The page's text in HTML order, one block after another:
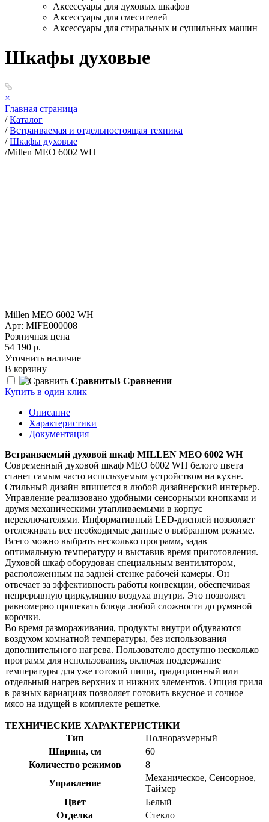
Аксессуары для духовых шкафов
Аксессуары для смесителей
Аксессуары для стиральных и сушильных машин
Шкафы духовые
×
Главная страница
/ Каталог
/ Встраиваемая и отдельностоящая техника
/ Шкафы духовые
/Millen MEO 6002 WH
Millen MEO 6002 WH
Арт: MIFE000008
Розничная цена
54 190 р.
Уточнить наличие
В корзину
СравнитьВ Сравнении
Купить в один клик
Описание
Характеристики
Документация
Встраиваемый духовой шкаф MILLEN MEO 6002 WH
Современный духовой шкаф MEO 6002 WH белого цвета
станет самым часто используемым устройством на кухне.
Стильный дизайн впишется в любой дизайнерский интерьер.
Управление реализовано удобными сенсорными кнопками и
двумя механическими утапливаемыми в корпус
переключателями. Информативный LED-дисплей позволяет
отслеживать все необходимые данные о выбранном режиме.
Всего можно выбрать несколько программ, задав
оптимальную температуру и выставив время приготовления.
Духовой шкаф оборудован специальным вентилятором,
расположенным на задней стенке рабочей камеры. Он
отвечает за эффективность работы конвекции, обеспечивая
непрерывную циркуляцию воздуха внутри. Это позволяет
равномерно пропекать блюда любой сложности до румяной
корочки.
Во время размораживания, продукты внутри обдуваются
воздухом комнатной температуры, без использования
дополнительного нагрева. Пользователю доступно несколько
программ для использования, включая поддержание
температуры для уже готовой пищи, традиционный или
отдельный нагрев верхних и нижних элементов. Опция гриля
в разных вариациях позволяет готовить вкусное и сочное
мясо на идущей в комплекте решетке.
ТЕХНИЧЕСКИЕ ХАРАКТЕРИСТИКИ
Тип
Полноразмерный
Ширина, см
60
Количество режимов
8
Управление
Механическое, Сенсорное,
Таймер
Цвет
Белый
Отделка
Стекло